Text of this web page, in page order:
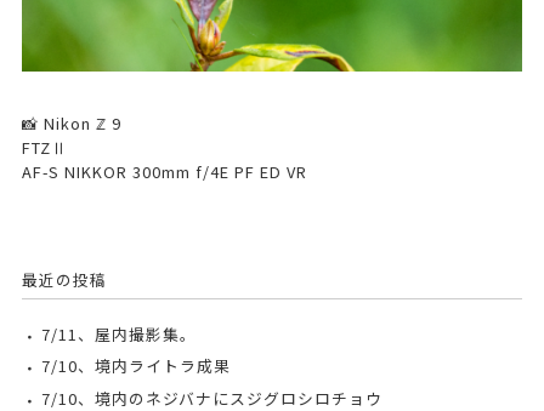
📸 Nikon ℤ 9
FTZⅡ
AF-S NIKKOR 300mm f/4E PF ED VR
最近の投稿
7/11、屋内撮影集。
7/10、境内ライトラ成果
7/10、境内のネジバナにスジグロシロチョウ